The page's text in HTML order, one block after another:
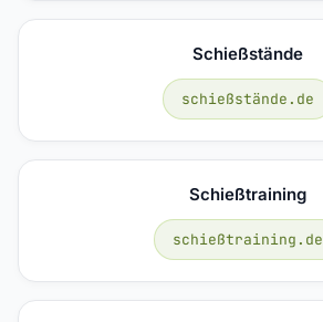
Schießstände
schießstände.de
Schießtraining
schießtraining.de